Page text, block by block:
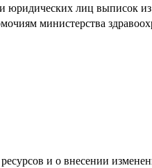
юридических лиц выписок из
министерства
и о внесении